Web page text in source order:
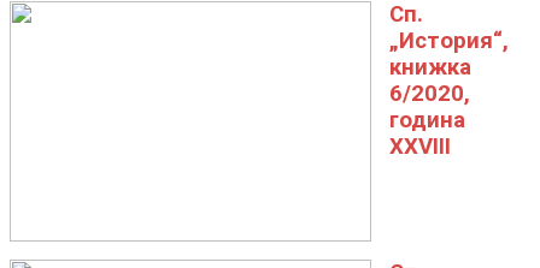
Сп.
„История“,
книжка
6/2020,
година
XXVIII